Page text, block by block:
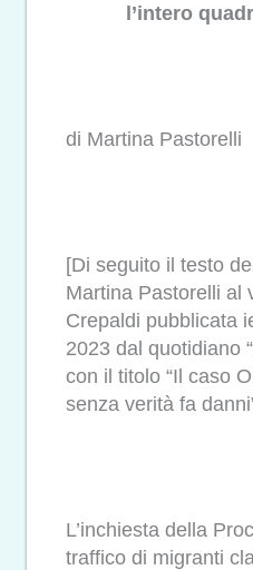
l’intero
di Martina Pastorelli
[Di seguito il testo
Martina Pastorelli al
Crepaldi pubblicata
2023 dal quotidiano
con il titolo “Il caso
senza verità fa
L’inchiesta della
traffico di migranti